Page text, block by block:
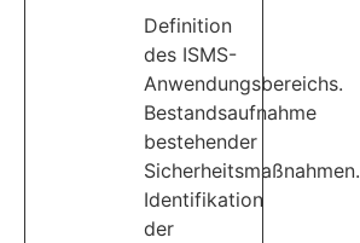
Definition
des ISMS-
Anwendungsbereichs.
Bestandsaufnahme
bestehender
Sicherheitsmaßnahmen.
Identifikation
der